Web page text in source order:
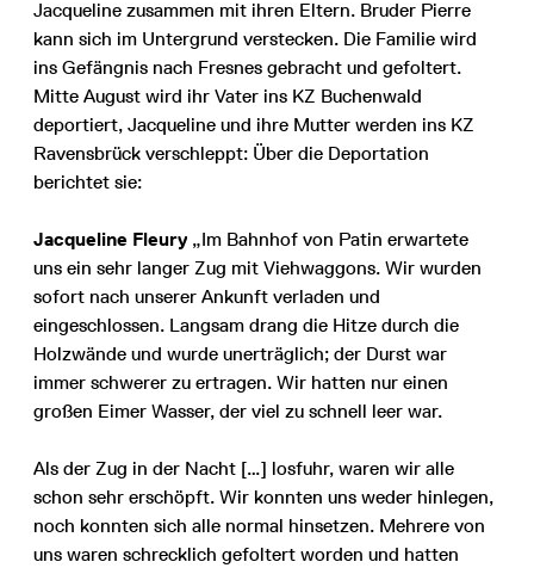
Jacqueline zusammen mit ihren Eltern. Bruder Pierre
kann sich im Untergrund verstecken. Die Familie wird
ins Gefängnis nach Fresnes gebracht und gefoltert.
Mitte August wird ihr Vater ins KZ Buchenwald
deportiert, Jacqueline und ihre Mutter werden ins KZ
Ravensbrück verschleppt: Über die Deportation
berichtet sie:
Jacqueline Fleury „Im Bahnhof von Patin erwartete
uns ein sehr langer Zug mit Viehwaggons. Wir wurden
sofort nach unserer Ankunft verladen und
eingeschlossen. Langsam drang die Hitze durch die
Holzwände und wurde unerträglich; der Durst war
immer schwerer zu ertragen. Wir hatten nur einen
großen Eimer Wasser, der viel zu schnell leer war.
Als der Zug in der Nacht […] losfuhr, waren wir alle
schon sehr erschöpft. Wir konnten uns weder hinlegen,
noch konnten sich alle normal hinsetzen. Mehrere von
uns waren schrecklich gefoltert worden und hatten